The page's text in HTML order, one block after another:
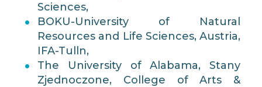
Sciences,
BOKU-University of Natural
Resources and Life Sciences, Austria,
IFA-Tulln,
The University of Alabama, Stany
Zjednoczone, College of Arts &